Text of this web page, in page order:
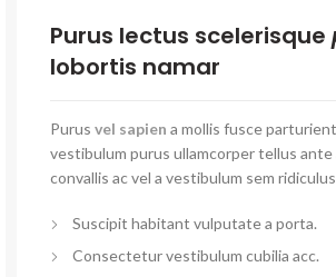
Purus lectus scelerisque
lobortis namar
Purus vel sapien a mollis fusce
vestibulum purus ullamcorper tellus ante
convallis ac vel a vestibulum sem
Suscipit habitant vulputate a porta.
Consectetur vestibulum cubilia acc.